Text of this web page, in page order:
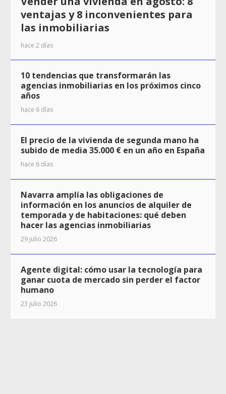
ventajas y 8 inconvenientes para
las inmobiliarias
hace 2 días
10 tendencias que transformarán las
agencias inmobiliarias en los próximos cinco
años
hace 6 días
El precio de la vivienda de segunda mano ha
subido de media 35.000 € en un año en España
hace 6 días
Navarra amplía las obligaciones de
información en los anuncios de alquiler de
temporada y de habitaciones: qué deben
hacer las agencias inmobiliarias
29 julio 2026
Agente digital: cómo usar la tecnología para
ganar cuota de mercado sin perder el factor
humano
23 julio 2026